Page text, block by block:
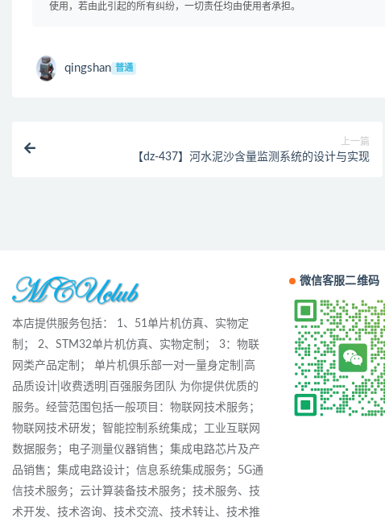
使用，若由此引起的所有纠纷，一切责任均由使用者承担。
qingshan 普通
上一篇
【dz-437】河水泥沙含量监测系统的设计与实现
本店提供服务包括： 1、51单片机仿真、实物定
制； 2、STM32单片机仿真、实物定制； 3：物联
网类产品定制； 单片机俱乐部一对一量身定制|高
品质设计|收费透明|百强服务团队 为你提供优质的
服务。经营范围包括一般项目：物联网技术服务；
物联网技术研发；智能控制系统集成；工业互联网
数据服务；电子测量仪器销售；集成电路芯片及产
品销售；集成电路设计；信息系统集成服务；5G通
信技术服务；云计算装备技术服务；技术服务、技
术开发、技术咨询、技术交流、技术转让、技术推
微信客服二维码